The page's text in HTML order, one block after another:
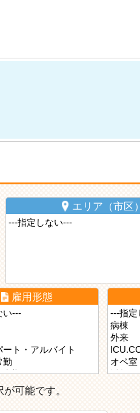
エリア（市区）
雇用形態
可能です。